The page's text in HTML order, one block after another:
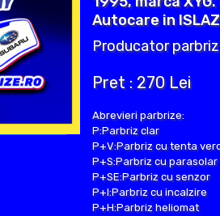
Autocare in
Producator parbriz
Pret : 270 Lei
Abrevieri parbrize:
P:Parbriz clar
P+V:Parbriz cu tenta
P+S:Parbriz cu parasolar
P+SE:Parbriz cu senzor
P+I:Parbriz cu incalzire
P+H:Parbriz heliomat